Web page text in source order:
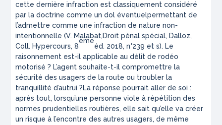
cette dernière infraction est classiquement considéré
par la doctrine comme undol éventuelpermettant de
l’admettre comme une infraction de nature non-
intentionnelle (V. Malabat,Droit pénal spécial, Dalloz,
Coll. Hypercours, 8
ème
éd. 2018, n°239 et s). Le
raisonnement est-il applicable au délit de rodéo
motorisé ? L’agent souhaite-t-il compromettre la
sécurité des usagers de la route ou troubler la
tranquillité d’autrui ?La réponse pourrait aller de soi :
après tout, lorsqu’une personne viole à répétition des
normes prudentielles routières, elle sait qu’elle va créer
un risque à l’encontre des autres usagers, de même